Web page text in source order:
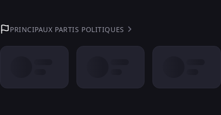
PRINCIPAUX PARTIS POLITIQUES